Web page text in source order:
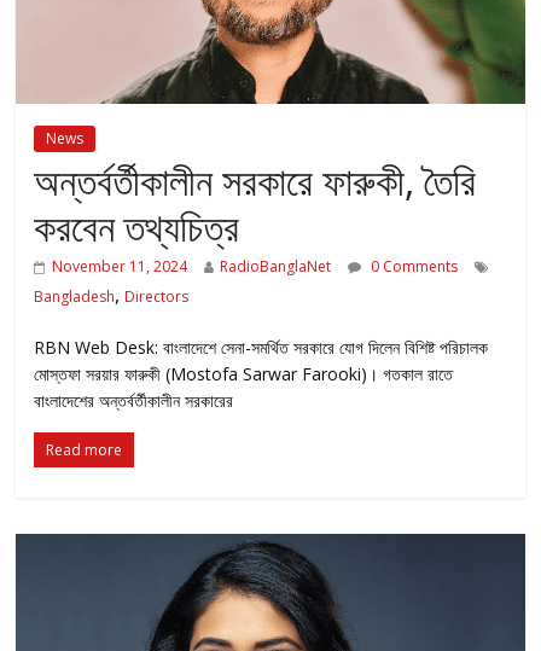
News
অন্তর্বর্তীকালীন সরকারে ফারুকী, তৈরি
করবেন তথ্যচিত্র
November 11, 2024 RadioBanglaNet
0 Comments
Bangladesh, Directors
RBN Web Desk: বাংলাদেশে সেনা-সমর্থিত সরকারে যোগ দিলেন বিশিষ্ট পরিচালক
মোস্তফা সরয়ার ফারুকী (Mostofa Sarwar Farooki)। গতকাল রাতে
বাংলাদেশের অন্তর্বর্তীকালীন সরকারের
Read more